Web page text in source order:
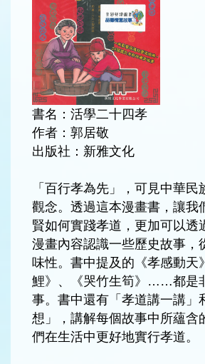
書名：活學二十四孝
作者：郭居敬
出版社：新雅文化
「百行孝為先」，可見中華民
觀念。透過這本漫畫書，讓我
賢如何實踐孝道，更加可以透
漫畫內容認識一些歷史故事，
味性。書中提及的《孝感動天
鯉》、《哭竹生筍》……都是
事。書中還有「孝道講一講」
想」，講解每個故事中所蘊含
們在生活中更好地實行孝道。